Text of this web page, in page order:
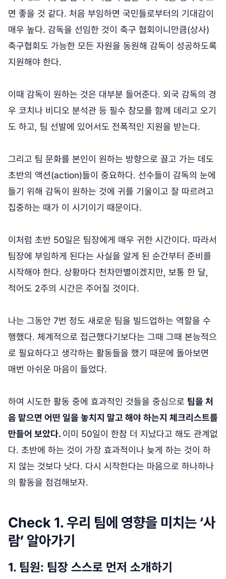
면 좋을 것 같다. 처음 부임하면 국민들로부터의 기대감이
매우 높다. 감독을 선임한 것이 축구 협회이니만큼(상사)
축구협회도 가능한 모든 자원을 동원해 감독이 성공하도록
지원해야 한다.
이때 감독이 원하는 것은 대부분 들어준다. 외국 감독의 경
우 코치나 비디오 분석관 등 필수 참모를 함께 데리고 오기
도 하고, 팀 선발에 있어서도 전폭적인 지원을 받는다.
그리고 팀 문화를 본인이 원하는 방향으로 끌고 가는 데도
초반의 액션(action)들이 중요하다. 선수들이 감독의 눈에
들기 위해 감독이 원하는 것에 귀를 기울이고 잘 따르려고
집중하는 때가 이 시기이기 때문이다.
이처럼 초반 50일은 팀장에게 매우 귀한 시간이다. 따라서
팀장에 부임하게 된다는 사실을 알게 된 순간부터 준비를
시작해야 한다. 상황마다 천차만별이겠지만, 보통 한 달,
적어도 2주의 시간은 주어질 것이다.
나는 그동안 7번 정도 새로운 팀을 빌드업하는 역할을 수
행했다. 체계적으로 접근했다기보다는 그때 그때 본능적으
로 필요하다고 생각하는 활동들을 했기 때문에 돌아보면
매번 아쉬운 마음이 들었다.
하여 시도한 활동 중에 효과적인 것들을 중심으로 팀을 처
음 맡으면 어떤 일을 놓치지 말고 해야 하는지 체크리스트를
만들어 보았다. 이미 50일이 한참 더 지났다고 해도 관계없
다. 초반에 하는 것이 가장 효과적이나 늦게 하는 것이 하
지 않는 것보다 낫다. 다시 시작한다는 마음으로 하나하나
의 활동을 점검해보자.
Check 1. 우리 팀에 영향을 미치는 ‘사
람’ 알아가기
1. 팀원: 팀장 스스로 먼저 소개하기